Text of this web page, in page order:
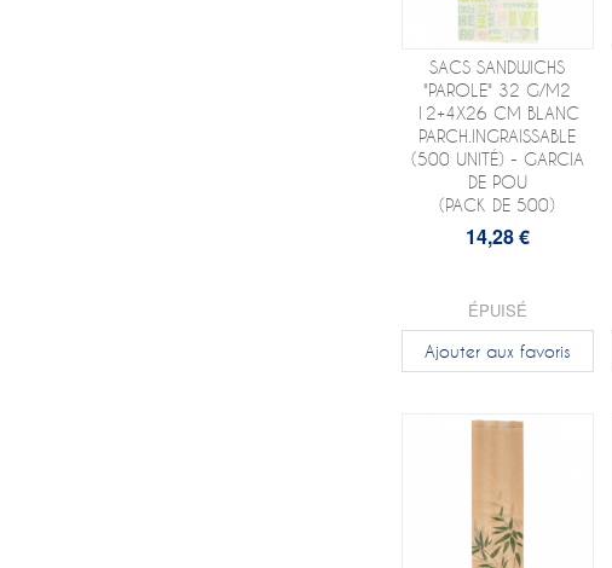
SACS SANDWICHS
"PAROLE" 32 G/M2
12+4X26 CM BLANC
PARCH.INGRAISSABLE
(500 UNITÉ) - GARCIA
DE POU
(PACK DE 500)
14,28 €
ÉPUISÉ
Ajouter aux favoris